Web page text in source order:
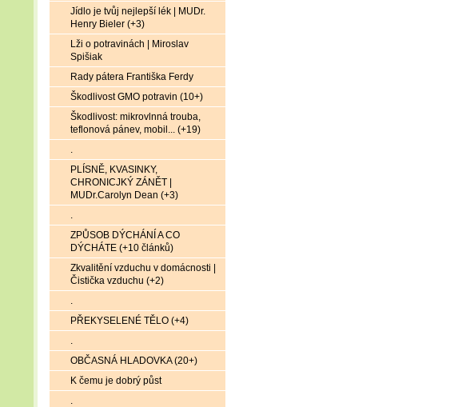
Jídlo je tvůj nejlepší lék | MUDr.
Henry Bieler (+3)
Lži o potravinách | Miroslav
Spišiak
Rady pátera Františka Ferdy
Škodlivost GMO potravin (10+)
Škodlivost: mikrovlnná trouba,
teflonová pánev, mobil... (+19)
.
PLÍSNĚ, KVASINKY,
CHRONICJKÝ ZÁNĚT |
MUDr.Carolyn Dean (+3)
.
ZPŮSOB DÝCHÁNÍ A CO
DÝCHÁTE (+10 článků)
Zkvalitění vzduchu v domácnosti |
Čistička vzduchu (+2)
.
PŘEKYSELENÉ TĚLO (+4)
.
OBČASNÁ HLADOVKA (20+)
K čemu je dobrý půst
.